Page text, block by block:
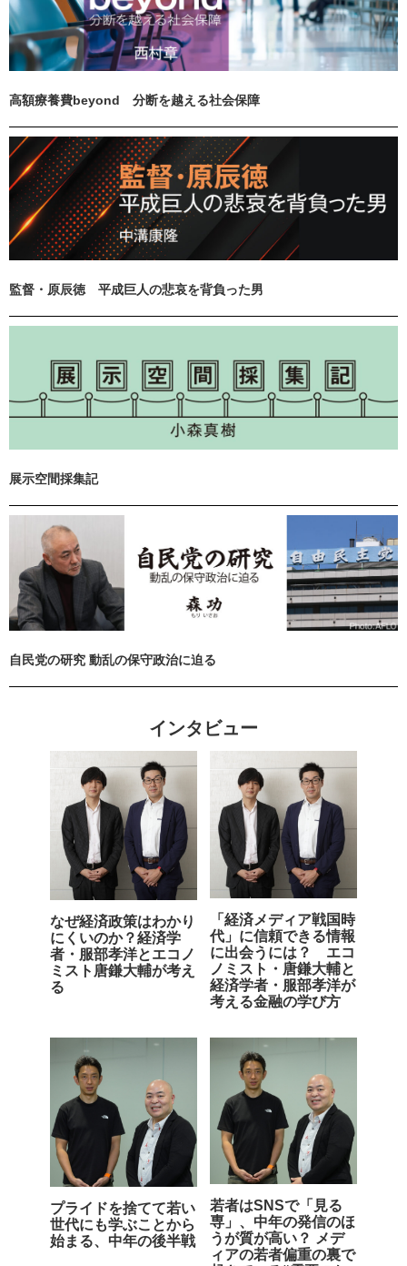
高額療養費beyond 分断を越える社会保障
監督・原辰徳 平成巨人の悲哀を背負った男
展示空間採集記
自民党の研究 動乱の保守政治に迫る
インタビュー
なぜ経済政策はわかり
にくいのか？経済学
者・服部孝洋とエコノ
ミスト唐鎌大輔が考え
る
「経済メディア戦国時
代」に信頼できる情報
に出会うには？ エコ
ノミスト・唐鎌大輔と
経済学者・服部孝洋が
考える金融の学び方
プライドを捨てて若い
世代にも学ぶことから
始まる、中年の後半戦
若者はSNSで「見る
専」、中年の発信のほ
うが質が高い？ メデ
ィアの若者偏重の裏で